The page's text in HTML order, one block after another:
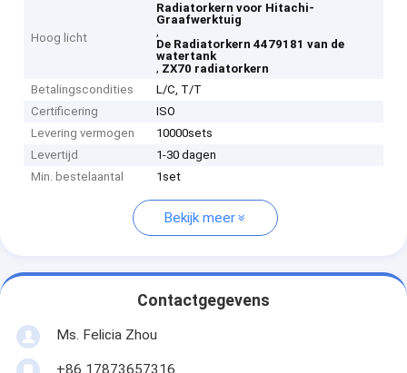
Hoog licht
Radiatorkern voor Hitachi-
Graafwerktuig
,
De Radiatorkern 4479181 van de
watertank
, ZX70 radiatorkern
Betalingscondities
L/C, T/T
Certificering
ISO
Levering vermogen
10000sets
Levertijd
1-30 dagen
Min. bestelaantal
1set
Bekijk meer
Contactgegevens
Ms. Felicia Zhou
+86 17873657316